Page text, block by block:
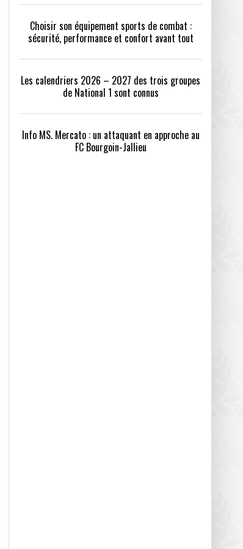
Choisir son équipement sports de combat :
sécurité, performance et confort avant tout
Les calendriers 2026 – 2027 des trois groupes
de National 1 sont connus
Info MS. Mercato : un attaquant en approche au
FC Bourgoin-Jallieu